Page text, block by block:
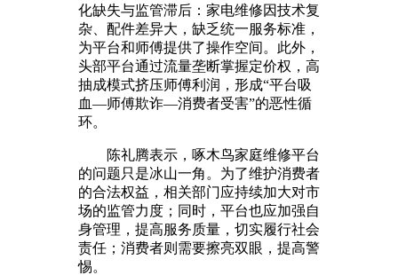
化缺失与监管滞后：家电维修因技术复
杂、配件差异大，缺乏统一服务标准，
为平台和师傅提供了操作空间。此外，
头部平台通过流量垄断掌握定价权，高
抽成模式挤压师傅利润，形成“平台吸
血—师傅欺诈—消费者受害”的恶性循
环。
陈礼腾表示，啄木鸟家庭维修平台
的问题只是冰山一角。为了维护消费者
的合法权益，相关部门应持续加大对市
场的监管力度；同时，平台也应加强自
身管理，提高服务质量，切实履行社会
责任；消费者则需要擦亮双眼，提高警
惕。